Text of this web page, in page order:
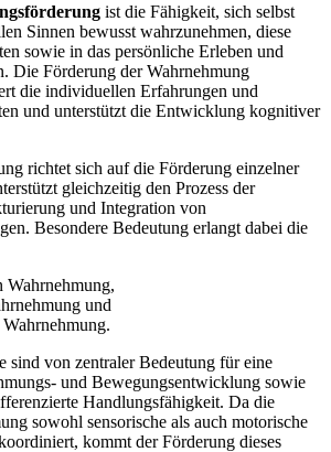
ist die Fähigkeit, sich selbst
Sinnen bewusst wahrzunehmen, diese
sowie in das persönliche Erleben und
Die Förderung der Wahrnehmung
die individuellen Erfahrungen und
und unterstützt die Entwicklung kognitiver
richtet sich auf die Förderung einzelner
gleichzeitig den Prozess der
und Integration von
Besondere Bedeutung erlangt dabei die
Wahrnehmung,
und
sind von zentraler Bedeutung für eine
und Bewegungsentwicklung sowie
Handlungsfähigkeit. Da die
sowohl sensorische als auch motorische
kommt der Förderung dieses